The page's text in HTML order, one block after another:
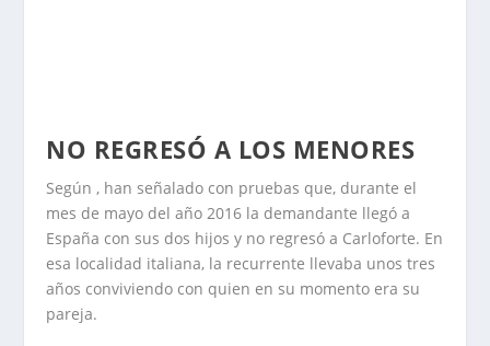
NO REGRESÓ A LOS MENORES
Según , han señalado con pruebas que, durante el
mes de mayo del año 2016 la demandante llegó a
España con sus dos hijos y no regresó a Carloforte. En
esa localidad italiana, la recurrente llevaba unos tres
años conviviendo con quien en su momento era su
pareja.